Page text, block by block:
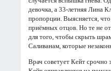
девочка, а 33-летняя Лина
пропорции. Выясняется,
приёмных отцов. Но те не
для того, чтобы скрыть
Саливанам, которые
Врач советует Кейт